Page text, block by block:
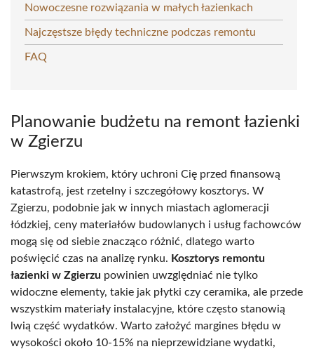
Nowoczesne rozwiązania w małych łazienkach
Najczęstsze błędy techniczne podczas remontu
FAQ
Planowanie budżetu na remont łazienki
w Zgierzu
Pierwszym krokiem, który uchroni Cię przed finansową
katastrofą, jest rzetelny i szczegółowy kosztorys. W
Zgierzu, podobnie jak w innych miastach aglomeracji
łódzkiej, ceny materiałów budowlanych i usług fachowców
mogą się od siebie znacząco różnić, dlatego warto
poświęcić czas na analizę rynku. Kosztorys remontu
łazienki w Zgierzu powinien uwzględniać nie tylko
widoczne elementy, takie jak płytki czy ceramika, ale przede
wszystkim materiały instalacyjne, które często stanowią
lwią część wydatków. Warto założyć margines błędu w
wysokości około 10-15% na nieprzewidziane wydatki,